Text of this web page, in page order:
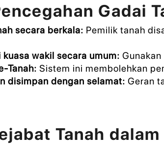
Gadai
secara berkala: Pemilik tanah
kuasa wakil secara umum:
Tanah: Sistem ini membolehkan
disimpan dengan selamat: Geran
Tanah